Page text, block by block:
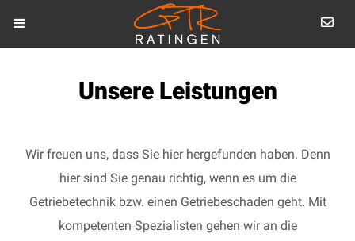
Unsere Leistungen
Wir freuen uns, dass Sie hier hergefunden haben. Denn
hier sind Sie genau richtig, wenn es um die
Getriebetechnik bzw. einen Getriebeschaden geht. Mit
kompetenten Spezialisten gehen wir an die